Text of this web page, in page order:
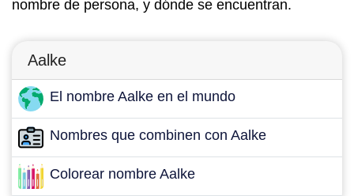
nombre de persona, y dónde se encuentran.
Aalke
El nombre Aalke en el mundo
Nombres que combinen con Aalke
Colorear nombre Aalke